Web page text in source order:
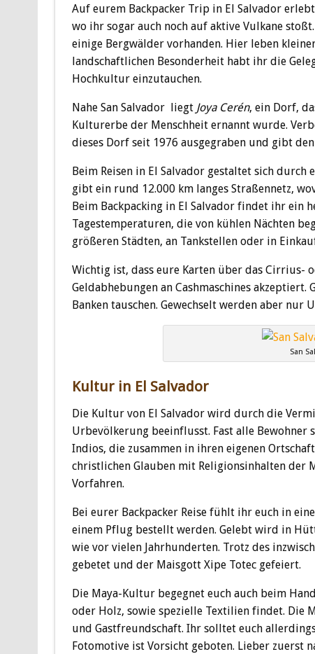
Auf eurem Backpacker Trip in El Salvador
wo ihr sogar auch noch auf aktive Vulkane
einige Bergwälder vorhanden. Hier leben
landschaftlichen Besonderheit habt ihr die
Hochkultur einzutauchen.
Nahe San Salvador liegt Joya Cerén, ein Dorf,
Kulturerbe der Menschheit ernannt wurde.
dieses Dorf seit 1976 ausgegraben und gibt
Beim Reisen in El Salvador gestaltet sich
gibt ein rund 12.000 km langes Straßennetz,
Beim Backpacking in El Salvador findet ihr ein
Tagestemperaturen, die von kühlen Nächten
größeren Städten, an Tankstellen oder in
Wichtig ist, dass eure Karten über das
Geldabhebungen an Cashmaschines
Banken tauschen. Gewechselt werden aber nur
San
Kultur in El Salvador
Die Kultur von El Salvador wird durch die
Urbevölkerung beeinflusst. Fast alle Bewohner
Indios, die zusammen in ihren eigenen
christlichen Glauben mit Religionsinhalten der
Vorfahren.
Bei eurer Backpacker Reise fühlt ihr euch in
einem Pflug bestellt werden. Gelebt wird in
wie vor vielen Jahrhunderten. Trotz des
gebetet und der Maisgott Xipe Totec gefeiert.
Die Maya-Kultur begegnet euch auch beim
oder Holz, sowie spezielle Textilien findet. Die
und Gastfreundschaft. Ihr solltet euch
Fotomotive ist Vorsicht geboten. Lieber zuerst